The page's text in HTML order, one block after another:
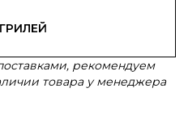
рекомендуем
товара у менеджера